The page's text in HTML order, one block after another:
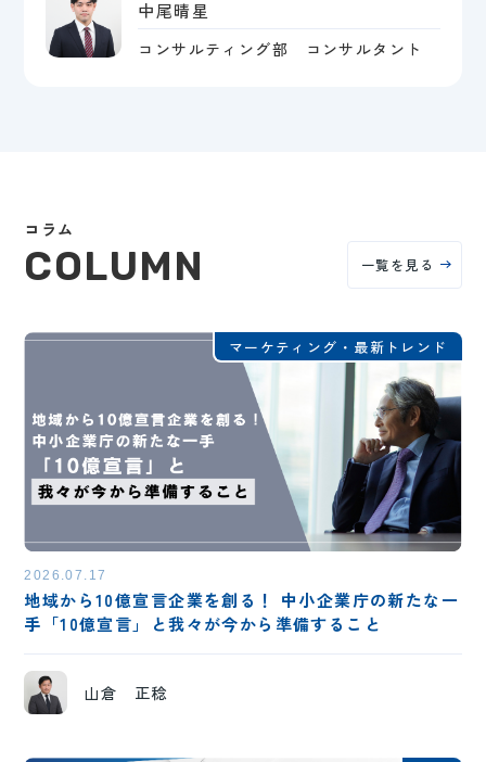
中尾晴星
コンサルティング部 コンサルタント
コラム
COLUMN 一覧を見る
マーケティング・最新トレンド
2026.07.17
地域から10億宣言企業を創る！ 中小企業庁の新たな一
手「10億宣言」と我々が今から準備すること
山倉 正稔